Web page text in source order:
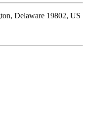
Delaware 19802, US